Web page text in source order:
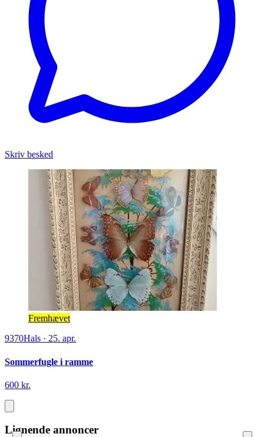
Skriv besked
Fremhævet
9370Hals · 25. apr.
Sommerfugle i ramme
600 kr.
Lignende annoncer